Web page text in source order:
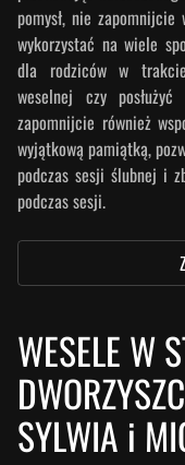
pomysł, nie
wykorzystać na wiele
dla rodziców w
weselnej czy
zapomnijcie również
wyjątkową pamiątką,
podczas sesji ślubnej i
podczas sesji.
WESELE W
SYLWIA i